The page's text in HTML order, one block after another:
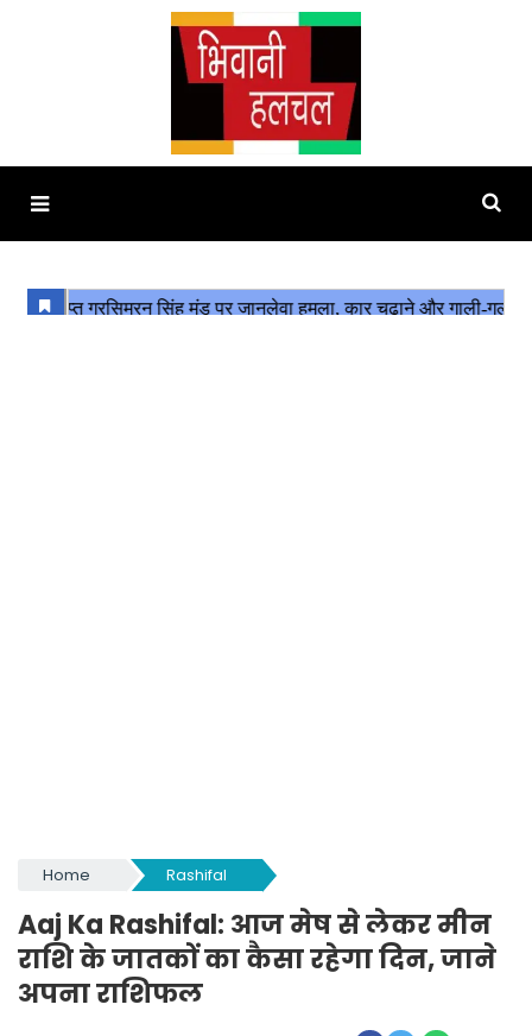
Home Rashifal
Aaj Ka Rashifal: आज मेष से लेकर मीन
राशि के जातकों का कैसा रहेगा दिन, जाने
अपना राशिफल